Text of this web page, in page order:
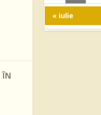
ÎN
« iulie